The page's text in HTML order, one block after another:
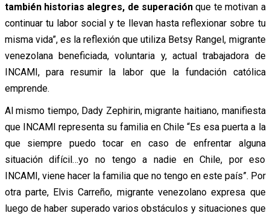
también historias alegres, de superación que te motivan a
continuar tu labor social y te llevan hasta reflexionar sobre tu
misma vida”, es la reflexión que utiliza Betsy Rangel, migrante
venezolana beneficiada, voluntaria y, actual trabajadora de
INCAMI, para resumir la labor que la fundación católica
emprende.
Al mismo tiempo, Dady Zephirin, migrante haitiano, manifiesta
que INCAMI representa su familia en Chile “Es esa puerta a la
que siempre puedo tocar en caso de enfrentar alguna
situación difícil…yo no tengo a nadie en Chile, por eso
INCAMI, viene hacer la familia que no tengo en este país”. Por
otra parte, Elvis Carreño, migrante venezolano expresa que
luego de haber superado varios obstáculos y situaciones que